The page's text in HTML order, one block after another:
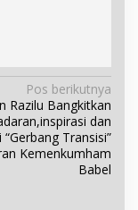
Pos berikutnya
Razilu Bangkitkan
dan
Transisi”
Kemenkumham
Babel